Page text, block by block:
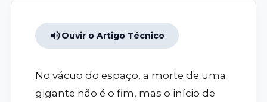
Ouvir o Artigo Técnico
No vácuo do espaço, a morte de uma
gigante não é o fim, mas o início de